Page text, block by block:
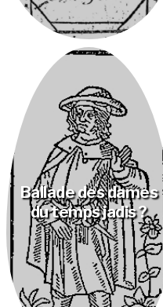
Ballade des dames
du temps jadis ?